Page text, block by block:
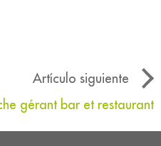
Artículo siguiente
gérant bar et restaurant